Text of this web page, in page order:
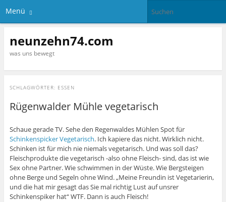
Menü
neunzehn74.com
was uns bewegt
SCHLAGWÖRTER: ESSEN
Rügenwalder Mühle vegetarisch
Schaue gerade TV. Sehe den Regenwaldes Mühlen Spot für
Schinkenspicker Vegetarisch. Ich kapiere das nicht. Wirklich nicht.
Schinken ist für mich nie niemals vegetarisch. Und was soll das?
Fleischprodukte die vegetarisch -also ohne Fleisch- sind, das ist wie
Sex ohne Partner. Wie schwimmen in der Wüste. Wie Bergsteigen
ohne Berge und Segeln ohne Wind. „Meine Freundin ist Vegetarierin,
und die hat mir gesagt das Sie mal richtig Lust auf unsrer
Schinkenspiker hat“ WTF. Dann is auch Fleisch!